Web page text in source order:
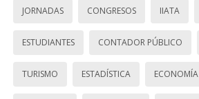
JORNADAS CONGRESOS IIATA
ESTUDIANTES CONTADOR PÚBLICO
TURISMO ESTADÍSTICA ECONOMÍA